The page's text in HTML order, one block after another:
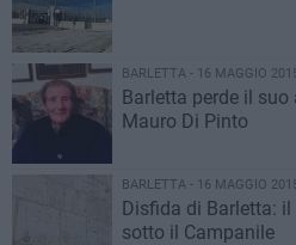
BARLETTA - 16 MAGGIO
Barletta perde il
Mauro Di Pinto
BARLETTA - 16 MAGGIO
Disfida di Barletta:
sotto il Campanile